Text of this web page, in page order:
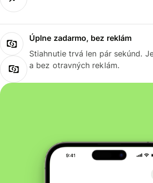
Úplne zadarmo, bez reklám
Stiahnutie trvá len pár sekúnd.
a bez otravných reklám.